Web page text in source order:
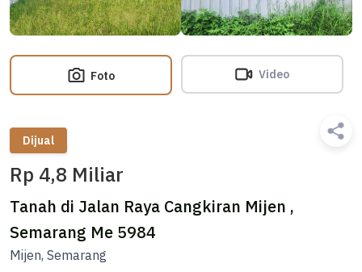
Foto Video
Dijual
Rp 4,8 Miliar
Tanah di Jalan Raya Cangkiran Mijen ,
Semarang Me 5984
Mijen, Semarang